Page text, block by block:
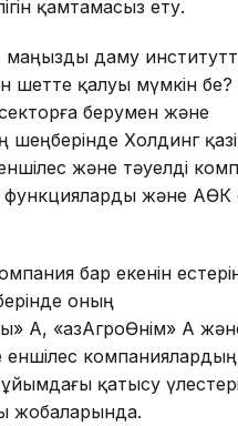
қамтамасыз ету.
маңызды даму
шетте қалуы мүмкін
берумен және
Холдинг
еншілес және тәуелді
және АӨК
бар екенін
шеңберінде оның
АҚ, «ҚазАгроӨнім» АҚ
еншілес компаниялардың
қатысу
жобаларында.